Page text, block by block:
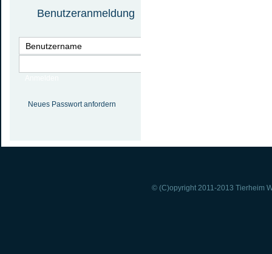
Benutzeranmeldung
Neues Passwort anfordern
© (C)opyright 2011-2013 Tierheim